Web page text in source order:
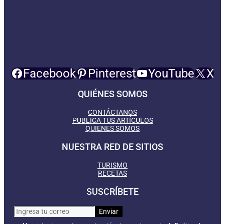
Facebook Pinterest YouTube X
QUIÉNES SOMOS
CONTÁCTANOS
PUBLICA TUS ARTÍCULOS
QUIENES SOMOS
NUESTRA RED DE SITIOS
TURISMO
RECETAS
SUSCRÍBETE